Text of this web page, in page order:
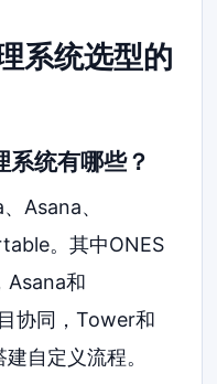
系统选型的
系统有哪些？
Asana、
。其中ONES
Asana和
协同，Tower和
自定义流程。